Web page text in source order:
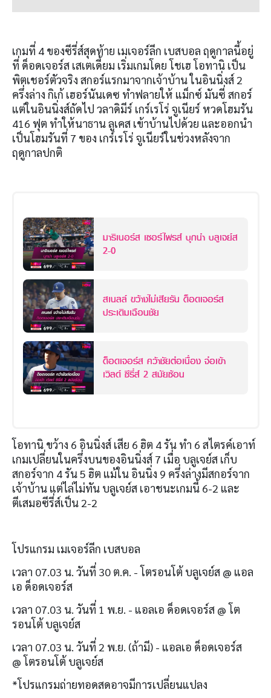
เกมที่ 4 ของซีรี่ส์สุดท้าย เมเจอร์ลีก เบสบอล ฤดูกาลนี้อยู่
ที่ ด็อดเจอร์ส เสเตเดี้ยม เริ่มเกมโดย โชเฮ โอทานิ เป็น
พิตเชอร์ตัวจริง สกอร์แรกมาจากเจ้าบ้าน ในอินนิ่งส์2
ครึ่งล่าง กิเก้ เฮอร์นันเดซ ทำฟลายให้ แม็กซ์ มันซี่ สกอร์
แต่ในอินนิ่งส์ถัดไป วลาดิมีร์ เกร์เรโร่ จูเนียร์ หวดโฮมรัน
416 ฟุต ทำให้นาธาน ลูเคส เข้าบ้านไปด้วย และออกนำ
เป็นโฮมรันที่ 7 ของ เกร์เรโร่ จูเนียร์ในช่วงหลังจาก
ฤดูกาลปกติ
มาริเนอร์ส เซอร์ไพรส์ บุกนำ บลูเจย์ส
2-0
สเนลล์ ขว้างไม่เสียรัน ด็อดเจอร์ส
ประเดิมเฉือนชัย
ด็อดเจอร์ส คว้าชัยต่อเนื่อง จ่อเข้า
เวิลด์ ซีรี่ส์ 2 สมัยซ้อน
โอทานิ ขว้าง 6 อินนิ่งส์ เสีย 6 ฮิต 4รัน ทำ 6 สไตรค์เอาท์
เกมเปลี่ยนในครึ่งบนของอินนิ่งส์ 7 เมื่อ บลูเจย์ส เก็บ
สกอร์จาก 4รัน 5 ฮิต แม้ใน อินนิ่ง 9 ครึ่งล่างมีสกอร์จาก
เจ้าบ้าน แต่ไล่ไม่ทัน บลูเจย์ส เอาชนะเกมนี้ 6-2 และ
ตีเสมอซีรี่ส์เป็น2-2
โปรแกรม เมเจอร์ลีก เบสบอล
เวลา 07.03 น วันที่ 30 ต ค . -โตรอนโต้ บลูเจย์ส @ แอล
เอ ด็อดเจอร์ส
เวลา 07.03 น วันที่ 1 พ ย . - แอลเอ ด็อดเจอร์ส @โต
รอนโต้ บลูเจย์ส
เวลา 07.03 น วันที่ 2 พ ย . (ถ้ามี) - แอลเอ ด็อดเจอร์ส
@โตรอนโต้ บลูเจย์ส
*โปรแกรมถ่ายทอดสดอาจมีการเปลี่ยนแปลง